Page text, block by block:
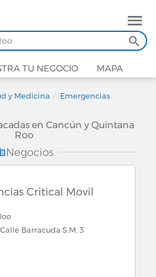
TU NEGOCIO MAPA
y Medicina
Emergencias
en Cancún y Quintana
Roo
Negocios
Critical Movil
Barracuda S.M. 3